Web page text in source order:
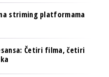
striming platformama
Četiri filma, četiri